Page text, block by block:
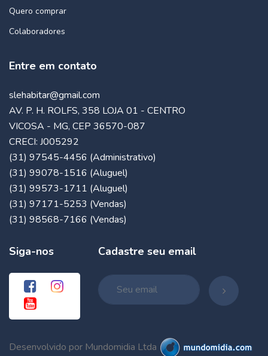
Quero comprar
Colaboradores
Entre em contato
slehabitar@gmail.com
AV. P. H. ROLFS, 358 LOJA 01 - CENTRO
VICOSA - MG, CEP 36570-087
CRECI: J005292
(31) 97545-4456 (Administrativo)
(31) 99078-1516 (Aluguel)
(31) 99573-1711 (Aluguel)
(31) 97171-5253 (Vendas)
(31) 98568-7166 (Vendas)
Siga-nos Cadastre seu email
Desenvolvido por Mundomidia Ltda